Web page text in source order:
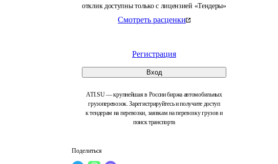
отклик доступны только с лицензией «Тендеры»
Смотреть расценки
Регистрация
Вход
ATI.SU — крупнейшая в России биржа автомобильных
грузоперевозок. Зарегистрируйтесь и получите доступ
к тендерам на перевозки, заявкам на перевозку грузов и
поиск транспорта
Поделиться